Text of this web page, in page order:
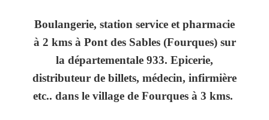
Boulangerie, station service et pharmacie
à 2 kms à Pont des Sables (Fourques) sur
la départementale 933. Epicerie,
distributeur de billets, médecin, infirmière
etc.. dans le village de Fourques à 3 kms.